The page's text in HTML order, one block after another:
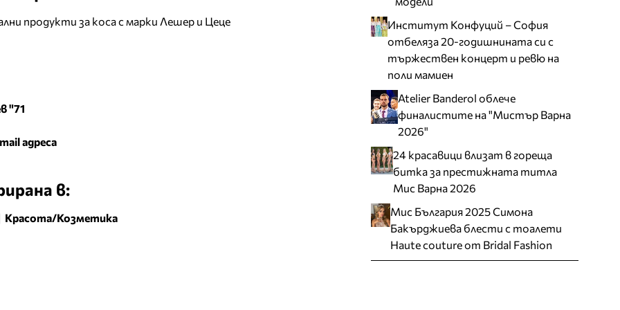
продукти за коса с марки Лешер и Цеце
"71
адреса
в:
Красота/Козметика
Институт Конфуций – София
отбеляза 20-годишнината си с
тържествен концерт и ревю на
поли мамиен
Atelier Banderol облече
финалистите на "Мистър Варна
2026"
24 красавици влизат в гореща
битка за престижната титла
Мис Варна 2026
Мис България 2025 Симона
Бакърджиева блести с тоалети
Haute couture от Bridal Fashion